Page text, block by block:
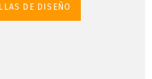
DE DISEÑO